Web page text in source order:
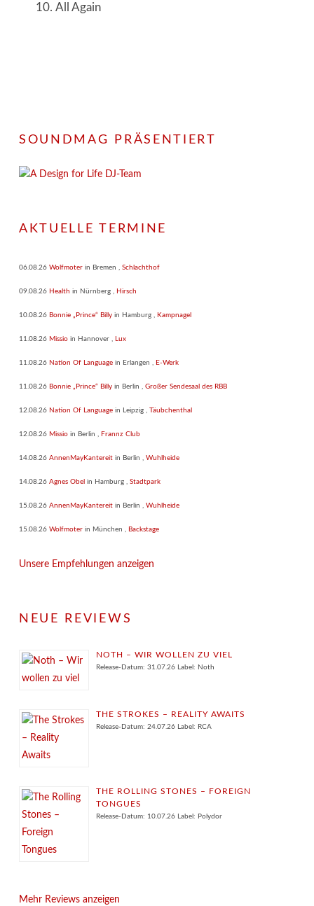
All Again
SOUNDMAG PRÄSENTIERT
AKTUELLE TERMINE
06.08.26 Wolfmoter in Bremen Schlachthof
09.08.26 Health in Nürnberg Hirsch
10.08.26 Bonnie „Prince“ Billy in Hamburg Kampnagel
11.08.26 Missio in Hannover Lux
11.08.26 Nation Of Language in Erlangen E-Werk
11.08.26 Bonnie „Prince“ Billy in Berlin Großer Sendesaal des RBB
12.08.26 Nation Of Language in Leipzig Täubchenthal
12.08.26 Missio in Berlin Frannz Club
14.08.26 AnnenMayKantereit in Berlin Wuhlheide
14.08.26 Agnes Obel in Hamburg Stadtpark
15.08.26 AnnenMayKantereit in Berlin Wuhlheide
15.08.26 Wolfmoter in München Backstage
Unsere Empfehlungen anzeigen
NEUE REVIEWS
NOTH – WIR WOLLEN ZU VIEL
Release-Datum: 31.07.26 Label: Noth
THE STROKES – REALITY AWAITS
Release-Datum: 24.07.26 Label: RCA
THE ROLLING STONES – FOREIGN
TONGUES
Release-Datum: 10.07.26 Label: Polydor
Mehr Reviews anzeigen